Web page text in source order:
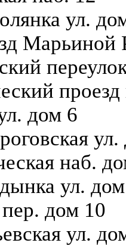
ул.
Марьиной
проезд
дом 6
наб.
ул.
дом 10
ул.